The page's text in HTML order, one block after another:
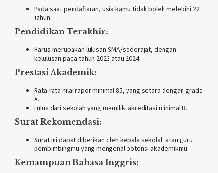
Pada saat pendaftaran, usia kamu tidak boleh melebihi 22
tahun.
Pendidikan Terakhir:
Harus merupakan lulusan SMA/sederajat, dengan
kelulusan pada tahun 2023 atau 2024.
Prestasi Akademik:
Rata-rata nilai rapor minimal 85, yang setara dengan grade
A.
Lulus dari sekolah yang memiliki akreditasi minimal B.
Surat Rekomendasi:
Surat ini dapat diberikan oleh kepala sekolah atau guru
pembimbingmu yang mengenal potensi akademikmu.
Kemampuan Bahasa Inggris: